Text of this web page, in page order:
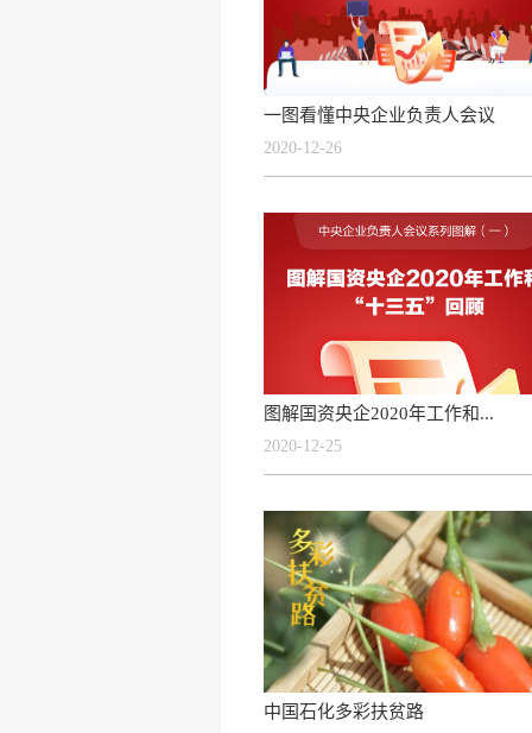
一图看懂中央企业负责人会议
2020-12-26
图解国资央企2020年工作和...
2020-12-25
中国石化多彩扶贫路